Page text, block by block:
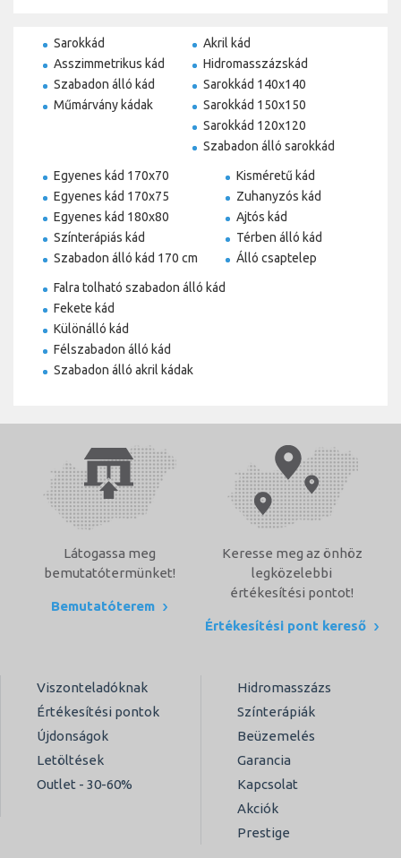
Sarokkád
Asszimmetrikus kád
Szabadon álló kád
Műmárvány kádak
Akril kád
Hidromasszázskád
Sarokkád 140x140
Sarokkád 150x150
Sarokkád 120x120
Szabadon álló sarokkád
Egyenes kád 170x70
Egyenes kád 170x75
Egyenes kád 180x80
Színterápiás kád
Szabadon álló kád 170 cm
Kisméretű kád
Zuhanyzós kád
Ajtós kád
Térben álló kád
Álló csaptelep
Falra tolható szabadon álló kád
Fekete kád
Különálló kád
Félszabadon álló kád
Szabadon álló akril kádak
Látogassa meg
bemutatótermünket!
Bemutatóterem
Keresse meg az önhöz
legközelebbi
értékesítési pontot!
Értékesítési pont kereső
Viszonteladóknak
Értékesítési pontok
Újdonságok
Letöltések
Outlet - 30-60%
Hidromasszázs
Színterápiák
Beüzemelés
Garancia
Kapcsolat
Akciók
Prestige